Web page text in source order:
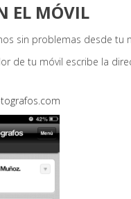
EL MÓVIL
sin problemas desde tu
de tu móvil escribe la